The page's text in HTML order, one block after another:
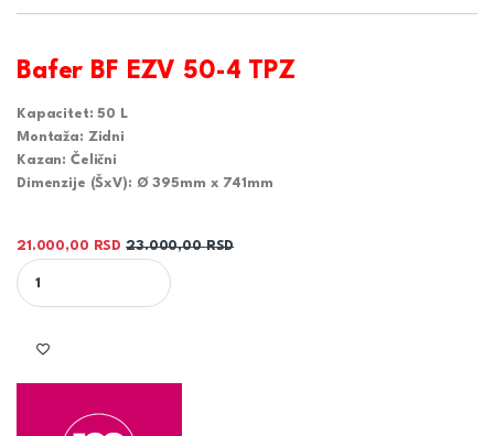
Bafer BF EZV 50-4 TPZ
Kapacitet: 50 L
Montaža: Zidni
Kazan: Čelični
Dimenzije (ŠxV): Ø 395mm x 741mm
21.000,00 RSD 23.000,00RSD
BAFER ZA TOPLOTNU PUMPU 50L - BF EZV 50-4 TPZ METALAC